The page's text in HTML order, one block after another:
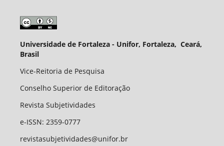
Universidade de Fortaleza - Unifor, Fortaleza, Ceará,
Brasil
Vice-Reitoria de Pesquisa
Conselho Superior de Editoração
Revista Subjetividades
e-ISSN: 2359-0777
revistasubjetividades@unifor.br